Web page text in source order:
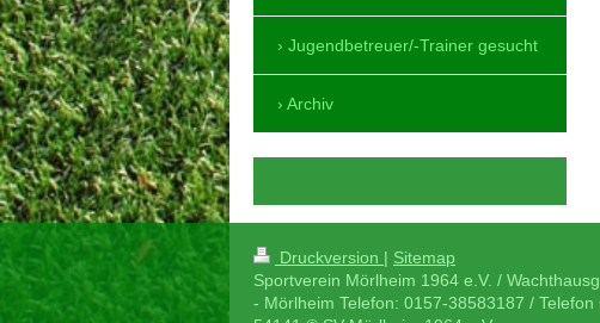
Jugendbetreuer/-Trainer gesucht
Archiv
Druckversion | Sitemap
Sportverein Mörlheim 1964 e.V. /
- Mörlheim Telefon: 0157-38583187 /